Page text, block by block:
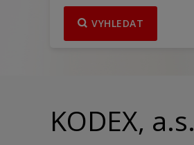
VYHLEDAT
KODEX, a.s.